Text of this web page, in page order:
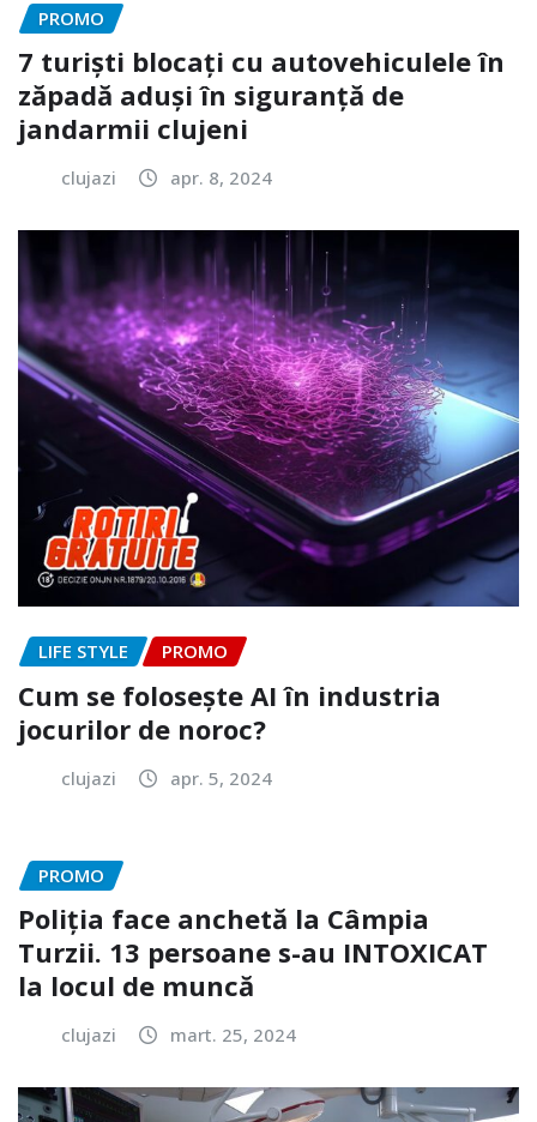
PROMO
7 turiști blocați cu autovehiculele în
zăpadă aduși în siguranță de
jandarmii clujeni
clujazi apr. 8, 2024
LIFE STYLE PROMO
Cum se folosește AI în industria
jocurilor de noroc?
clujazi apr. 5, 2024
PROMO
Poliția face anchetă la Câmpia
Turzii. 13 persoane s-au INTOXICAT
la locul de muncă
clujazi mart. 25, 2024